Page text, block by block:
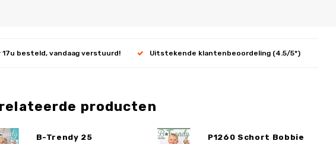
17u besteld, vandaag verstuurd! Uitstekende klantenbeoordeling (4.5/5*)
producten
B-Trendy 25 P1260 Schort Bobbie